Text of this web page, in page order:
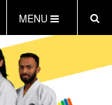
MENU